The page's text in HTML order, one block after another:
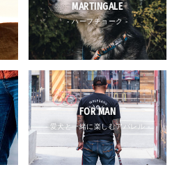
MARTINGALE
- ハーフチョーク -
FOR MAN
- 愛犬と一緒に楽しむアパレル -